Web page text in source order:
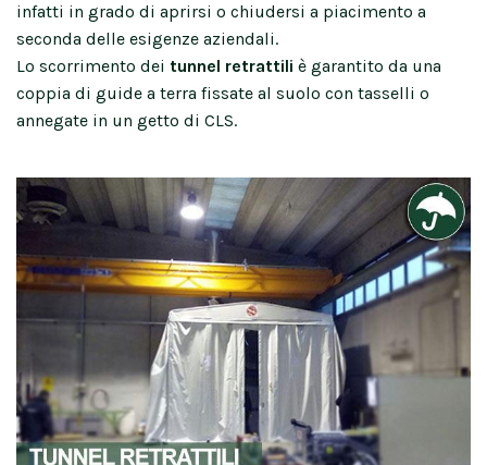
infatti in grado di aprirsi o chiudersi a piacimento a
seconda delle esigenze aziendali.
Lo scorrimento dei tunnel retrattili è garantito da una
coppia di guide a terra fissate al suolo con tasselli o
annegate in un getto di CLS.